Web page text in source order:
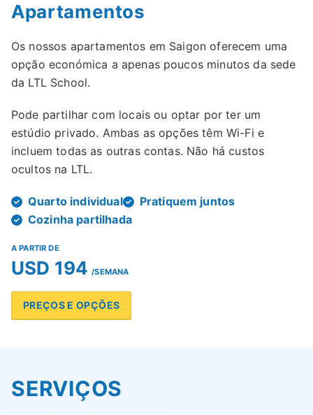
Apartamentos
Os nossos apartamentos em Saigon oferecem uma
opção económica a apenas poucos minutos da sede
da LTL School.
Pode partilhar com locais ou optar por ter um
estúdio privado. Ambas as opções têm Wi-Fi e
incluem todas as outras contas. Não há custos
ocultos na LTL.
Quarto individual
Pratiquem juntos
Cozinha partilhada
A PARTIR DE
USD 194 /SEMANA
PREÇOS E OPÇÕES
SERVIÇOS